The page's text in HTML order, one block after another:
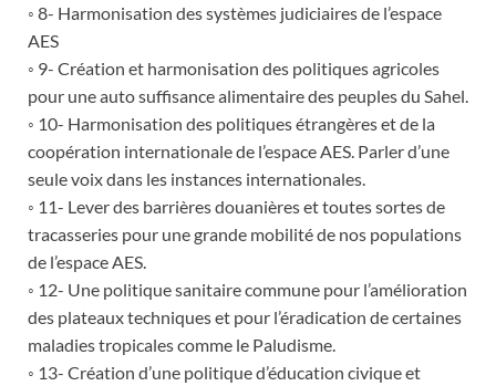
◦ 8- Harmonisation des systèmes judiciaires de l’espace
AES
◦ 9- Création et harmonisation des politiques agricoles
pour une auto suffisance alimentaire des peuples du Sahel.
◦ 10- Harmonisation des politiques étrangères et de la
coopération internationale de l’espace AES. Parler d’une
seule voix dans les instances internationales.
◦ 11- Lever des barrières douanières et toutes sortes de
tracasseries pour une grande mobilité de nos populations
de l’espace AES.
◦ 12- Une politique sanitaire commune pour l’amélioration
des plateaux techniques et pour l’éradication de certaines
maladies tropicales comme le Paludisme.
◦ 13- Création d’une politique d’éducation civique et